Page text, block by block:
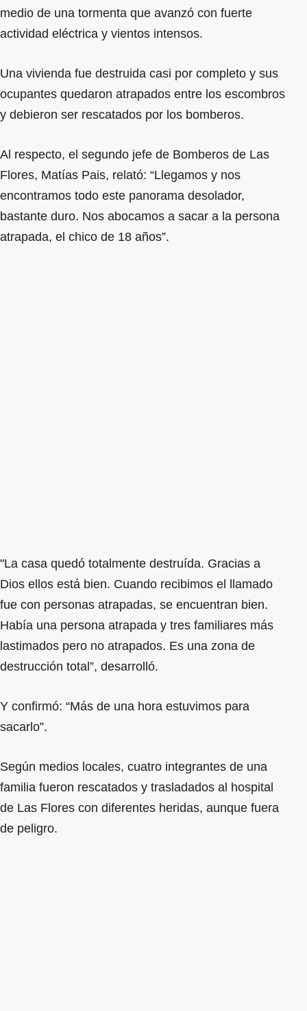
medio de una tormenta que avanzó con fuerte
actividad eléctrica y vientos intensos.
Una vivienda fue destruida casi por completo y sus
ocupantes quedaron atrapados entre los escombros
y debieron ser rescatados por los bomberos.
Al respecto, el segundo jefe de Bomberos de Las
Flores, Matías Pais, relató: “Llegamos y nos
encontramos todo este panorama desolador,
bastante duro. Nos abocamos a sacar a la persona
atrapada, el chico de 18 años”.
"La casa quedó totalmente destruída. Gracias a
Dios ellos está bien. Cuando recibimos el llamado
fue con personas atrapadas, se encuentran bien.
Había una persona atrapada y tres familiares más
lastimados pero no atrapados. Es una zona de
destrucción total”, desarrolló.
Y confirmó: “Más de una hora estuvimos para
sacarlo”.
Según medios locales, cuatro integrantes de una
familia fueron rescatados y trasladados al hospital
de Las Flores con diferentes heridas, aunque fuera
de peligro.